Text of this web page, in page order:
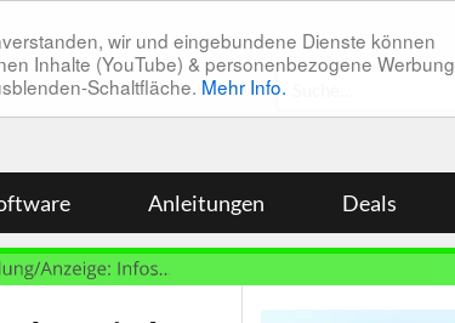
wir und eingebundene Dienste können
Inhalte (YouTube) & personenbezogene Werbung
Schaltfläche. Mehr Info.
Anleitungen Deals